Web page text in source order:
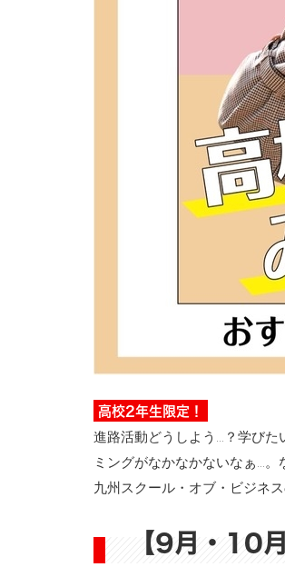
高校2年生限定！
進路活動どうしよう…？学びた
ミングがなかなかないなぁ…。
九州スクール・オブ・ビジネ
【9月・10